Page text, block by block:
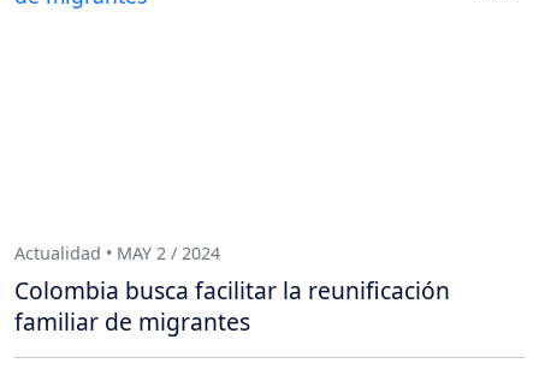
Actualidad • MAY 2 / 2024
Colombia busca facilitar la reunificación
familiar de migrantes